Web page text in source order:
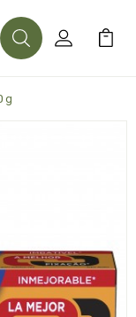
BuscarMi Cuenta
Mi
g